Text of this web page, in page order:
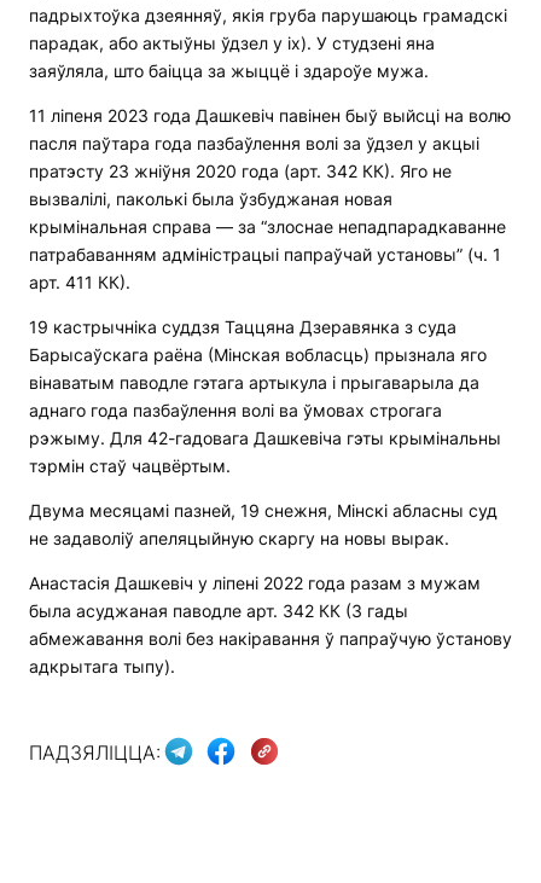
падрыхтоўка дзеянняў, якія груба парушаюць грамадскі
парадак, або актыўны ўдзел у іх). У студзені яна
заяўляла, што баіцца за жыццё і здароўе мужа.
11 ліпеня 2023 года Дашкевіч павінен быў выйсці на волю
пасля паўтара года пазбаўлення волі за ўдзел у акцыі
пратэсту 23 жніўня 2020 года (арт. 342 КК). Яго не
вызвалілі, паколькі была ўзбуджаная новая
крымінальная справа — за “злоснае непадпарадкаванне
патрабаванням адміністрацыі папраўчай установы” (ч. 1
арт. 411 КК).
19 кастрычніка суддзя Таццяна Дзеравянка з суда
Барысаўскага раёна (Мінская вобласць) прызнала яго
вінаватым паводле гэтага артыкула і прыгаварыла да
аднаго года пазбаўлення волі ва ўмовах строгага
рэжыму. Для 42-гадовага Дашкевіча гэты крымінальны
тэрмін стаў чацвёртым.
Двума месяцамі пазней, 19 снежня, Мінскі абласны суд
не задаволіў апеляцыйную скаргу на новы вырак.
Анастасія Дашкевіч у ліпені 2022 года разам з мужам
была асуджаная паводле арт. 342 КК (3 гады
абмежавання волі без накіравання ў папраўчую ўстанову
адкрытага тыпу).
ПАДЗЯЛІЦЦА: